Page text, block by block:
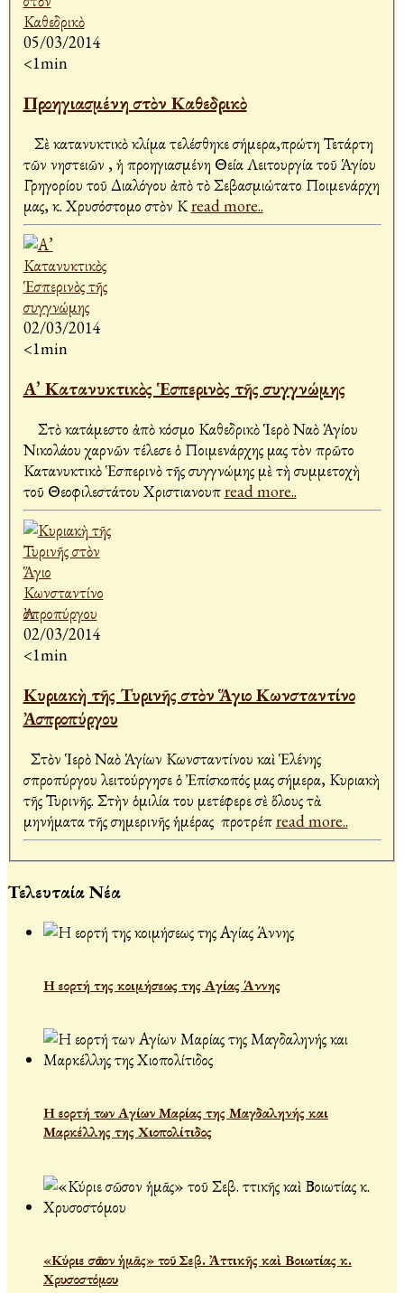
05/03/2014
<1min
Προηγιασμένη στὸν Καθεδρικὸ
Σὲ κατανυκτικὸ κλίμα τελέσθηκε σήμερα,πρώτη Τετάρτη
τῶν νηστειῶν , ἡ προηγιασμένη Θεία Λειτουργία τοῦ Ἁγίου
Γρηγορίου τοῦ Διαλόγου ἀπὸ τὸ Σεβασμιώτατο Ποιμενάρχη
μας, κ. Χρυσόστομο στὸν Κread more..
02/03/2014
<1min
Α’ Κατανυκτικὸς Ἑσπερινὸς τῆς συγγνώμης
Στὸ κατάμεστο ἀπὸ κόσμο Καθεδρικὸ Ἱερὸ Ναὸ Ἁγίου
Νικολάου Ἀχαρνῶν τέλεσε ὁ Ποιμενάρχης μας τὸν πρῶτο
Κατανυκτικὸ Ἑσπερινὸ τῆς συγγνώμης μὲ τὴ συμμετοχὴ
τοῦ Θεοφιλεστάτου Χριστιανουπread more..
02/03/2014
<1min
Κυριακὴ τῆς Τυρινῆς στὸν Ἅγιο Κωνσταντίνο
Ἀσπροπύργου
Στὸν Ἱερὸ Ναὸ Ἁγίων Κωνσταντίνου καὶ Ἑλένης
Ἀσπροπύργου λειτούργησε ὁ Ἐπίσκοπός μας σήμερα, Κυριακὴ
τῆς Τυρινῆς. Στὴν ὁμιλία του μετέφερε σὲ ὅλους τὰ
μηνήματα τῆς σημερινῆς ἡμέρας προτρέπread more..
Τελευταία Νέα
Η εορτή της κοιμήσεως της Αγίας Άννης
Η εορτή των Αγίων Μαρίας της Μαγδαληνής και
Μαρκέλλης της Χιοπολίτιδος
«Κύριε σῶσον ἡμᾶς» τοῦ Σεβ. Ἀττικῆς καὶ Βοιωτίας κ.
Χρυσοστόμου